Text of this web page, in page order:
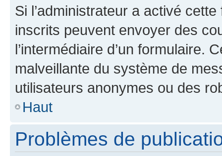
Si l’administrateur a activé
inscrits peuvent envoyer des
l’intermédiaire d’un formulaire.
malveillante du système de
utilisateurs anonymes ou des
Haut
Problèmes de